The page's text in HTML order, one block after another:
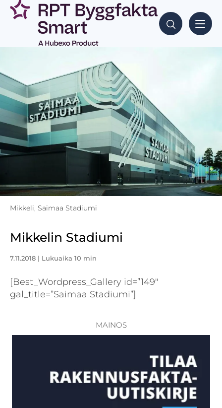
Mikkeli, Saimaa Stadiumi
Mikkelin Stadiumi
7.11.2018 | Lukuaika 10 min
[Best_Wordpress_Gallery id=”149″
gal_title=”Saimaa Stadiumi”]